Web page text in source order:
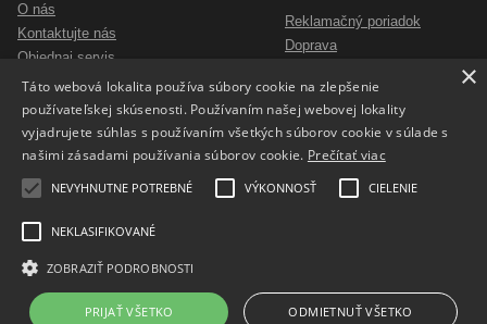
O nás
Kontaktujte nás
Objednaj servis
Pošlite mi ponuku
Ako vybrať skartovač?
Nezáväzný dopyt na reklamné predmety
Potlač reklamných predmetov
Cookies
Reklamačný poriadok
Doprava
Alternatívne riešenie sporov
Odstúpenie od zmluvy
Copyright 2017 - 2026 © ProfiKancelaria.sk
×
Táto webová lokalita používa súbory cookie na zlepšenie
používateľskej skúsenosti. Používaním našej webovej lokality
vyjadrujete súhlas s používaním všetkých súborov cookie v súlade s
našimi zásadami používania súborov cookie. Prečítať viac
NEVYHNUTNE POTREBNÉ VÝKONNOSŤ CIELENIE
NEKLASIFIKOVANÉ
ZOBRAZIŤ PODROBNOSTI
PRIJAŤ VŠETKO ODMIETNUŤ VŠETKO